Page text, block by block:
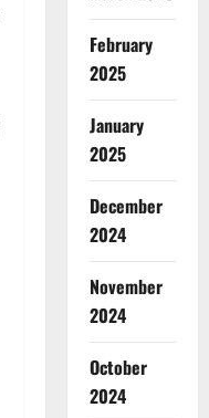
February
2025
January
2025
December
2024
November
2024
October
2024